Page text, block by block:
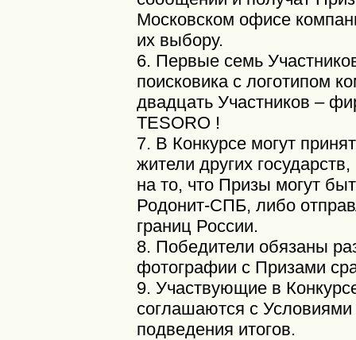
Московском офисе
их выбору.
6. Первые семь
поисковика с
двадцать Участников –
TESORO !
7. В Конкурсе могут
жители других
на то, что Призы могут
Родонит-СПБ, либо
границ России.
8. Победители обязаны
фотографии с Призами
9. Участвующие в
соглашаются с
подведения итогов.